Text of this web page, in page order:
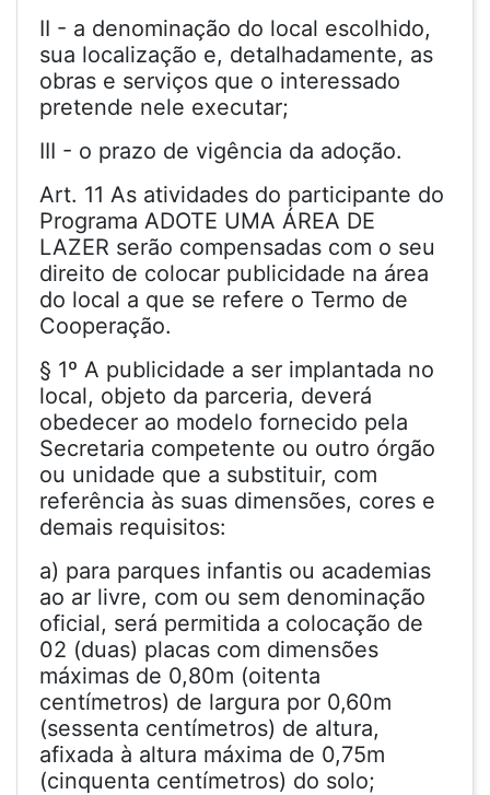
II - a denominação do local escolhido,
sua localização e, detalhadamente, as
obras e serviços que o interessado
pretende nele executar;
III - o prazo de vigência da adoção.
Art. 11 As atividades do participante do
Programa ADOTE UMA ÁREA DE
LAZER serão compensadas com o seu
direito de colocar publicidade na área
do local a que se refere o Termo de
Cooperação.
§ 1º A publicidade a ser implantada no
local, objeto da parceria, deverá
obedecer ao modelo fornecido pela
Secretaria competente ou outro órgão
ou unidade que a substituir, com
referência às suas dimensões, cores e
demais requisitos:
a) para parques infantis ou academias
ao ar livre, com ou sem denominação
oficial, será permitida a colocação de
02 (duas) placas com dimensões
máximas de 0,80m (oitenta
centímetros) de largura por 0,60m
(sessenta centímetros) de altura,
afixada à altura máxima de 0,75m
(cinquenta centímetros) do solo;